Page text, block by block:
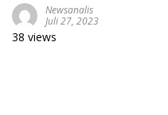
Newsanalis
Juli 27, 2023
38 views